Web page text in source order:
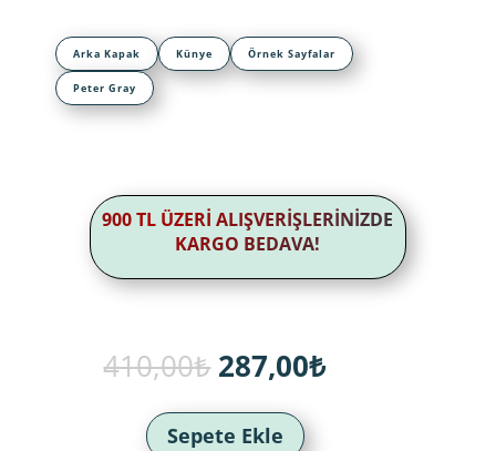
Arka Kapak Künye Örnek Sayfalar
Peter Gray
900 TL ÜZERİ ALIŞVERİŞLERİNİZDE
KARGO BEDAVA!
410,00₺ Orijinal
fiyat:
410,00₺.
287,00₺Şu
Sepete Ekle